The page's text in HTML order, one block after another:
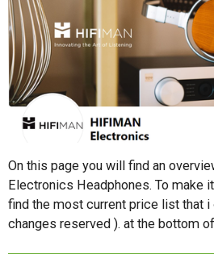
On this page you will find an
Electronics Headphones. To make
find the most current price list that
changes reserved ). at the bottom